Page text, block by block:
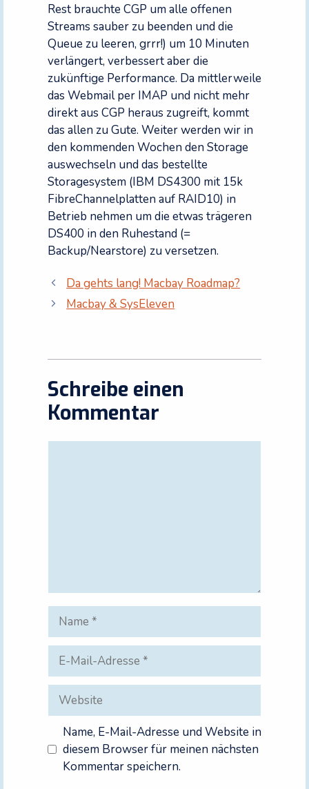
Rest brauchte CGP um alle offenen
Streams sauber zu beenden und die
Queue zu leeren, grrr!) um 10 Minuten
verlängert, verbessert aber die
zukünftige Performance. Da mittlerweile
das Webmail per IMAP und nicht mehr
direkt aus CGP heraus zugreift, kommt
das allen zu Gute. Weiter werden wir in
den kommenden Wochen den Storage
auswechseln und das bestellte
Storagesystem (IBM DS4300 mit 15k
FibreChannelplatten auf RAID10) in
Betrieb nehmen um die etwas trägeren
DS400 in den Ruhestand (=
Backup/Nearstore) zu versetzen.
Da gehts lang! Macbay Roadmap?
Macbay & SysEleven
Schreibe einen
Kommentar
Name
Mail-
Adresse
Website
Name, E-Mail-Adresse und Website in
diesem Browser für meinen nächsten
Kommentar speichern.